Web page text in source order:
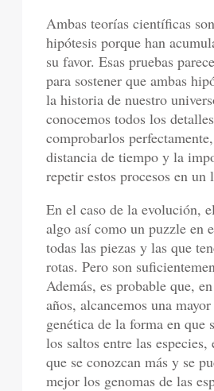
Ambas teorías científicas
hipótesis porque han
su favor. Esas pruebas
para sostener que ambas
la historia de nuestro
conocemos todos los
comprobarlos
distancia de tiempo y la
repetir estos procesos en un
En el caso de la evolución,
algo así como un puzzle en
todas las piezas y las que
rotas. Pero son
Además, es probable que,
años, alcancemos una
genética de la forma en que
los saltos entre las
que se conozcan más y se
mejor los genomas de las